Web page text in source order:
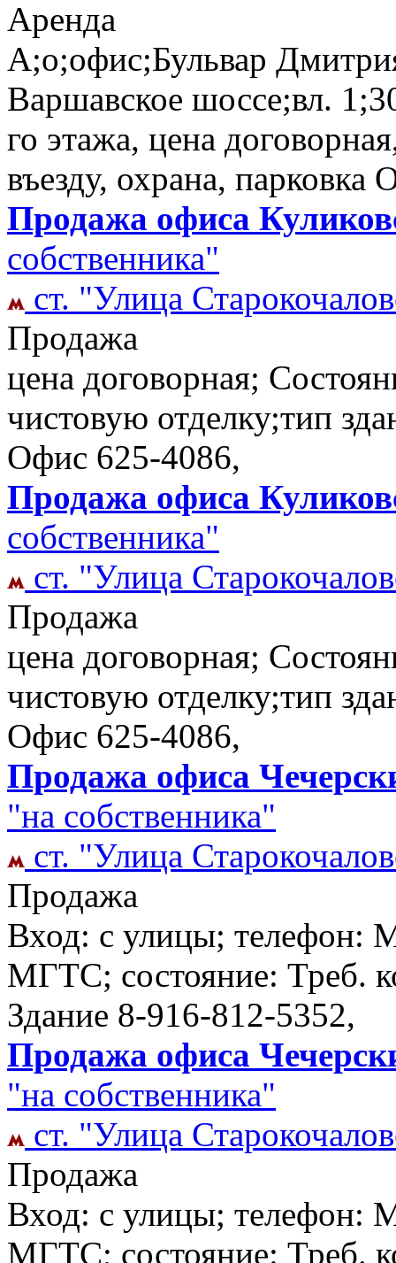
Аренда
А;о;офис;Бульвар
Варшавское шоссе;вл.
го этажа, цена
въезду, охрана, парковка
Продажа офиса
собственника"
ст. "Улица
Продажа
цена договорная;
чистовую отделку;тип
Офис 625-4086,
Продажа офиса
собственника"
ст. "Улица
Продажа
цена договорная;
чистовую отделку;тип
Офис 625-4086,
Продажа офиса
"на собственника"
ст. "Улица
Продажа
Вход: с улицы; телефон:
МГТС; состояние: Треб.
Здание 8-916-812-5352,
Продажа офиса
"на собственника"
ст. "Улица
Продажа
Вход: с улицы; телефон:
МГТС; состояние: Треб.